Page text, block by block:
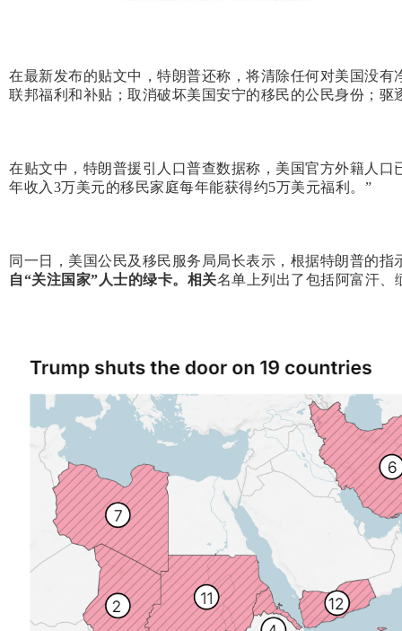
在最新发布的贴文中，特朗普还称，将清除任何对美国没
联邦福利和补贴；取消破坏美国安宁的移民的公民身份；
在贴文中，特朗普援引人口普查数据称，美国官方外籍人
年收入3万美元的移民家庭每年能获得约5万美元福利。”
同一日，美国公民及移民服务局局长表示，根据特朗普的指
自“关注国家”人士的绿卡。相关名单上列出了包括阿富汗、